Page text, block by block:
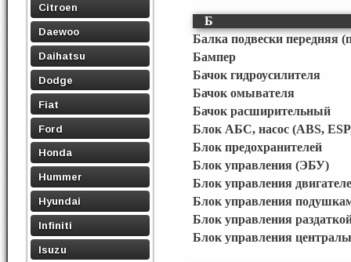
Citroen
Daewoo
Daihatsu
Dodge
Fiat
Ford
Honda
Hummer
Hyundai
Infiniti
Isuzu
Б
Балка подвески передняя
Бампер
Бачок гидроусилителя
Бачок омывателя
Бачок расширительный
Блок АБС, насос (ABS,
Блок предохранителей
Блок управления (ЭБУ)
Блок управления
Блок управления
Блок управления
Блок управления